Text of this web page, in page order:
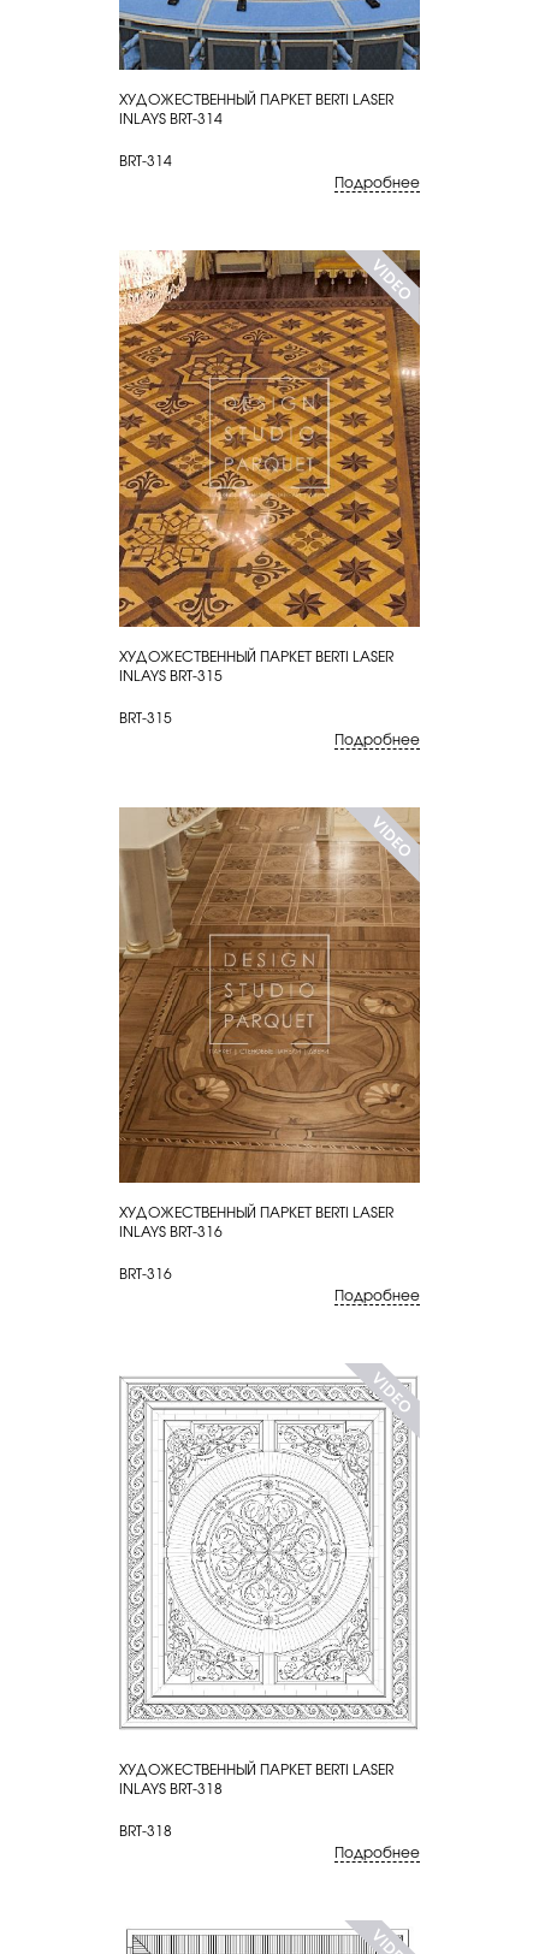
КУПИТЬ
ХУДОЖЕСТВЕННЫЙ ПАРКЕТ BERTI LASER
INLAYS BRT-314
BRT-314
Подробнее
КУПИТЬ
ХУДОЖЕСТВЕННЫЙ ПАРКЕТ BERTI LASER
INLAYS BRT-315
BRT-315
Подробнее
КУПИТЬ
ХУДОЖЕСТВЕННЫЙ ПАРКЕТ BERTI LASER
INLAYS BRT-316
BRT-316
Подробнее
КУПИТЬ
ХУДОЖЕСТВЕННЫЙ ПАРКЕТ BERTI LASER
INLAYS BRT-318
BRT-318
Подробнее